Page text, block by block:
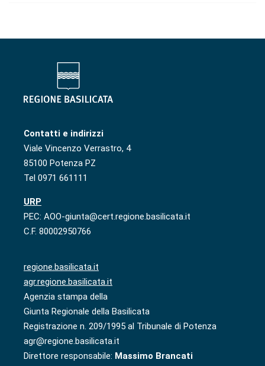
Contatti e indirizzi
Viale Vincenzo Verrastro, 4
85100 Potenza PZ
Tel 0971 661111
URP
PEC: AOO-giunta@cert.regione.basilicata.it
C.F. 80002950766
regione.basilicata.it
agr.regione.basilicata.it
Agenzia stampa della
Giunta Regionale della Basilicata
Registrazione n. 209/1995 al Tribunale di Potenza
agr@regione.basilicata.it
Direttore responsabile: Massimo Brancati